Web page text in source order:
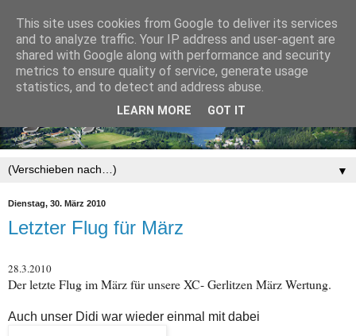
▼
Dienstag, 30. März 2010
Letzter Flug für März
28.3.2010
Der letzte Flug im März für unsere XC- Gerlitzen März Wertung.
Auch unser Didi war wieder einmal mit dabei
This site uses cookies from Google to deliver its services
and to analyze traffic. Your IP address and user-agent are
shared with Google along with performance and security
metrics to ensure quality of service, generate usage
statistics, and to detect and address abuse.
LEARN MORE GOT IT